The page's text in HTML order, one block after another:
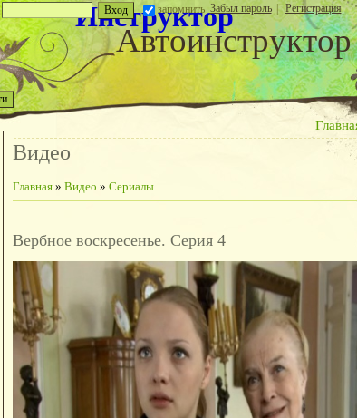
запомнить Забыл пароль | Регистрация
Автоинструктор
Инструктор
Видео
Главная» Видео » Сериалы
Вербное воскресенье. Серия 4